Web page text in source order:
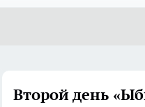
Второй день